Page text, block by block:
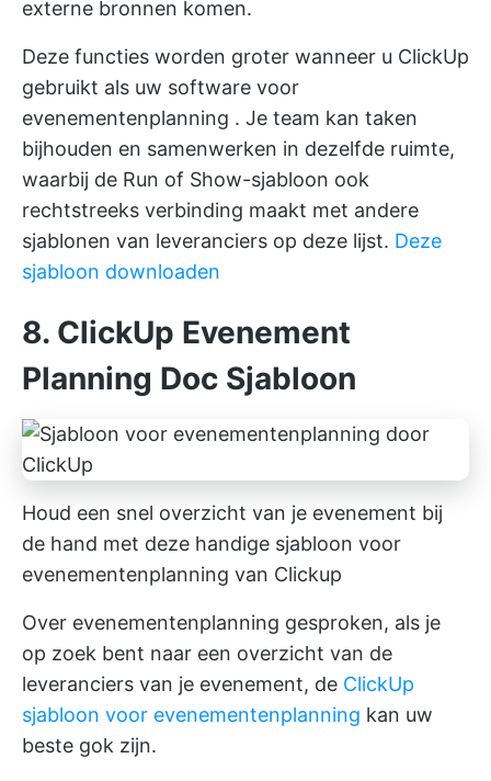
externe bronnen komen.
Deze functies worden groter wanneer u ClickUp
gebruikt als uw software voor
evenementenplanning . Je team kan taken
bijhouden en samenwerken in dezelfde ruimte,
waarbij de Run of Show-sjabloon ook
rechtstreeks verbinding maakt met andere
sjablonen van leveranciers op deze lijst. Deze
sjabloon downloaden
8. ClickUp Evenement
Planning Doc Sjabloon
Houd een snel overzicht van je evenement bij
de hand met deze handige sjabloon voor
evenementenplanning van Clickup
Over evenementenplanning gesproken, als je
op zoek bent naar een overzicht van de
leveranciers van je evenement, de ClickUp
sjabloon voor evenementenplanning kan uw
beste gok zijn.